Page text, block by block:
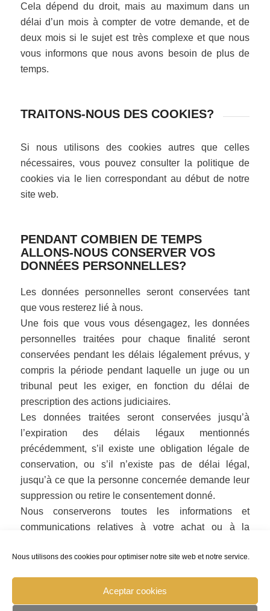
Nous utilisons des cookies pour optimiser notre site web et notre service.
Aceptar cookies
Cela dépend du droit, mais au maximum dans un
délai d’un mois à compter de votre demande, et de
deux mois si le sujet est très complexe et que nous
vous informons que nous avons besoin de plus de
temps.
TRAITONS-NOUS DES COOKIES?
Si nous utilisons des cookies autres que celles
nécessaires, vous pouvez consulter la politique de
cookies via le lien correspondant au début de notre
site web.
PENDANT COMBIEN DE TEMPS
ALLONS-NOUS CONSERVER VOS
DONNÉES PERSONNELLES?
Les données personnelles seront conservées tant
que vous resterez lié à nous.
Une fois que vous vous désengagez, les données
personnelles traitées pour chaque finalité seront
conservées pendant les délais légalement prévus, y
compris la période pendant laquelle un juge ou un
tribunal peut les exiger, en fonction du délai de
prescription des actions judiciaires.
Les données traitées seront conservées jusqu’à
l’expiration des délais légaux mentionnés
précédemment, s’il existe une obligation légale de
conservation, ou s’il n’existe pas de délai légal,
jusqu’à ce que la personne concernée demande leur
suppression ou retire le consentement donné.
Nous conserverons toutes les informations et
communications relatives à votre achat ou à la
produits ou services sont en cours, pour traiter